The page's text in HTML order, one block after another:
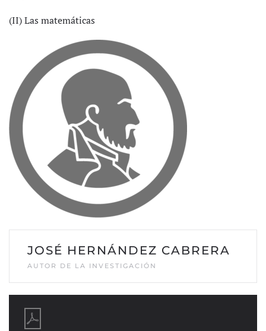
(II) Las matemáticas
JOSÉ HERNÁNDEZ CABRERA
AUTOR DE LA INVESTIGACIÓN